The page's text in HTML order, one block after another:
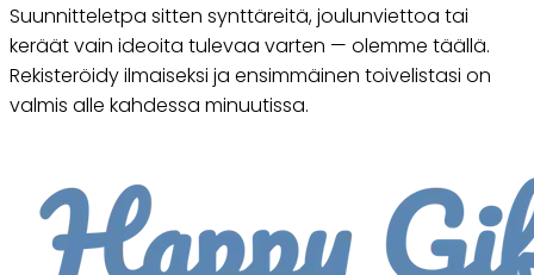
Suunnitteletpa sitten synttäreitä, joulunviettoa tai
keräät vain ideoita tulevaa varten — olemme täällä.
Rekisteröidy ilmaiseksi ja ensimmäinen toivelistasi on
valmis alle kahdessa minuutissa.